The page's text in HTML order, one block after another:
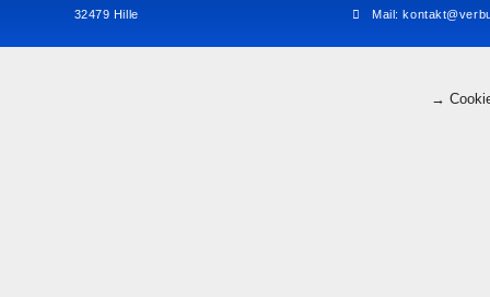
32479 Hille
Mail:
→